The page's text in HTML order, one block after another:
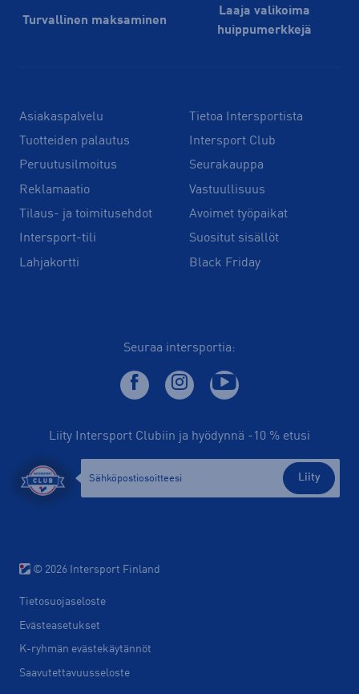
Turvallinen maksaminen
Laaja valikoima
huippu­merkkejä
Asiakaspalvelu
Tuotteiden palautus
Peruutusilmoitus
Reklamaatio
Tilaus- ja toimitusehdot
Intersport-tili
Lahjakortti
Tietoa Intersportista
Intersport Club
Seurakauppa
Vastuullisuus
Avoimet työpaikat
Suositut sisällöt
Black Friday
Seuraa intersportia:
Liity Intersport Clubiin ja hyödynnä -10 % etusi
Liity
© 2026 Intersport Finland
Tietosuojaseloste
Evästeasetukset
K-ryhmän evästekäytännöt
Saavutettavuusseloste